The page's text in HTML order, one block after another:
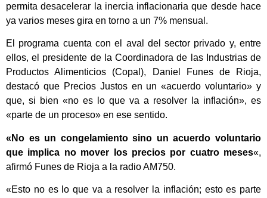
permita desacelerar la inercia inflacionaria que desde hace
ya varios meses gira en torno a un 7% mensual.
El programa cuenta con el aval del sector privado y, entre
ellos, el presidente de la Coordinadora de las Industrias de
Productos Alimenticios (Copal), Daniel Funes de Rioja,
destacó que Precios Justos en un «acuerdo voluntario» y
que, si bien «no es lo que va a resolver la inflación», es
«parte de un proceso» en ese sentido.
«No es un congelamiento sino un acuerdo voluntario
que implica no mover los precios por cuatro meses«,
afirmó Funes de Rioja a la radio AM750.
«Esto no es lo que va a resolver la inflación; esto es parte